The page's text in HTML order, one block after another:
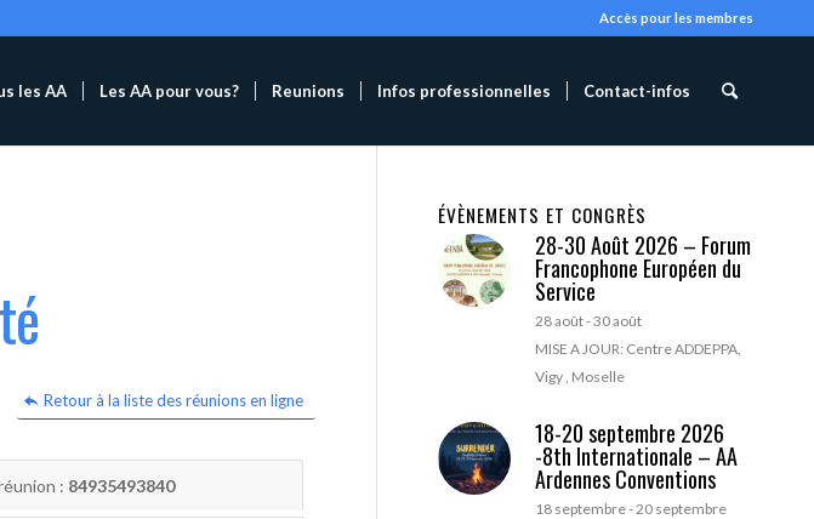
Accès pour les membres
les AA Les AA pour vous? Reunions Infos professionnelles Contact-infos
Retour à la liste des réunions en ligne
: 84935493840
ÉVÈNEMENTS ET CONGRÈS
28-30 Août 2026 – Forum
Francophone Européen du
Service
28 août-30 août
MISE A JOUR: Centre ADDEPPA,
Vigy , Moselle
18-20 septembre 2026
-8th Internationale – AA
Ardennes Conventions
18 septembre-20 septembre